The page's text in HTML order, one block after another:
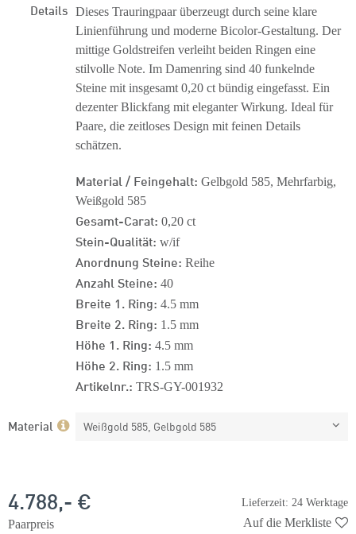
Details Dieses Trauringpaar überzeugt durch seine klare
Linienführung und moderne Bicolor-Gestaltung. Der
mittige Goldstreifen verleiht beiden Ringen eine
stilvolle Note. Im Damenring sind 40 funkelnde
Steine mit insgesamt 0,20 ct bündig eingefasst. Ein
dezenter Blickfang mit eleganter Wirkung. Ideal für
Paare, die zeitloses Design mit feinen Details
schätzen.
Material / Feingehalt: Gelbgold 585, Mehrfarbig,
Weißgold 585
Gesamt-Carat: 0,20 ct
Stein-Qualität: w/if
Anordnung Steine: Reihe
Anzahl Steine: 40
Breite 1. Ring: 4.5 mm
Breite 2. Ring: 1.5 mm
Höhe 1. Ring: 4.5 mm
Höhe 2. Ring: 1.5 mm
Artikelnr.: TRS-GY-001932
Material Weißgold 585, Gelbgold 585
Lieferzeit: 24 Werktage
4.788,- €
Paarpreis
Auf die Merkliste